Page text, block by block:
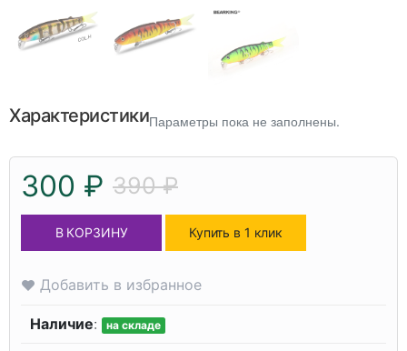
ХарактеристикиПараметры пока не заполнены.
300 ₽ 390 ₽
В КОРЗИНУ Купить в 1 клик
Добавить в избранное
Наличие: на складе